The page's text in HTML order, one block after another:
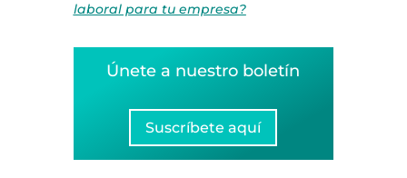
laboral para tu empresa?
Únete a nuestro boletín
Suscríbete aquí